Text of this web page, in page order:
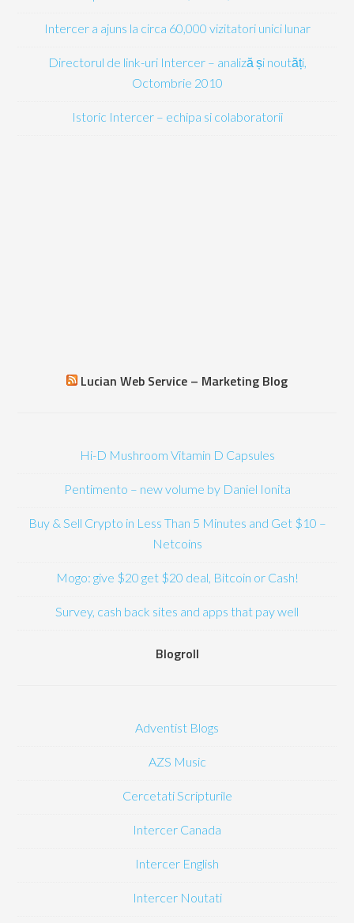
Intercer a ajuns la circa 60,000 vizitatori unici lunar
Directorul de link-uri Intercer – analiză și noutăți,
Octombrie 2010
Istoric Intercer – echipa si colaboratorii
Lucian Web Service – Marketing Blog
Hi-D Mushroom Vitamin D Capsules
Pentimento – new volume by Daniel Ionita
Buy & Sell Crypto in Less Than 5 Minutes and Get $10 –
Netcoins
Mogo: give $20 get $20 deal, Bitcoin or Cash!
Survey, cash back sites and apps that pay well
Blogroll
Adventist Blogs
AZS Music
Cercetati Scripturile
Intercer Canada
Intercer English
Intercer Noutati